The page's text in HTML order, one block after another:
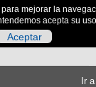
mejorar la
acepta su
Aceptar
Ir